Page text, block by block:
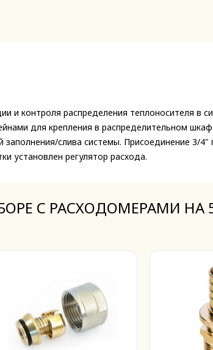
и контроля распределения теплоносителя в
для крепления в распределительном
слива системы. Присоединение 3/4"
установлен регулятор расхода.
С РАСХОДОМЕРАМИ